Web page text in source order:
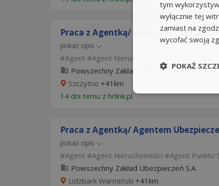
Praca z Agentką/ Agentem
pokaż opis
Agent Agent Nieruchomości
Powszechny Zakład Ubezpieczeń S.A
Szczytno +41km
14 dni temu z hrlink.pl
Praca z Agentką/ Agentem
pokaż opis
Agent Agent Nieruchomości
Agent Punktu
Powszechny Zakład Ubezpieczeń S.A
Lidzbark Warmiński +41km
tym
wyłącznie tej
zamiast na
wycofać swoją
POKAŻ